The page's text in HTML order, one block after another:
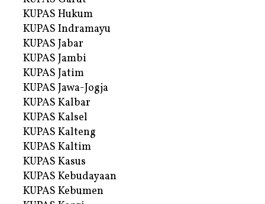
KUPAS Hukum
KUPAS Indramayu
KUPAS Jabar
KUPAS Jambi
KUPAS Jatim
KUPAS Jawa-Jogja
KUPAS Kalbar
KUPAS Kalsel
KUPAS Kalteng
KUPAS Kaltim
KUPAS Kasus
KUPAS Kebudayaan
KUPAS Kebumen